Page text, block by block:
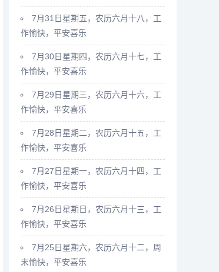
7月31日星期五，农历六月十八，工
作愉快，平安喜乐
7月30日星期四，农历六月十七，工
作愉快，平安喜乐
7月29日星期三，农历六月十六，工
作愉快，平安喜乐
7月28日星期二，农历六月十五，工
作愉快，平安喜乐
7月27日星期一，农历六月十四，工
作愉快，平安喜乐
7月26日星期日，农历六月十三，工
作愉快，平安喜乐
7月25日星期六，农历六月十二，周
末愉快，平安喜乐